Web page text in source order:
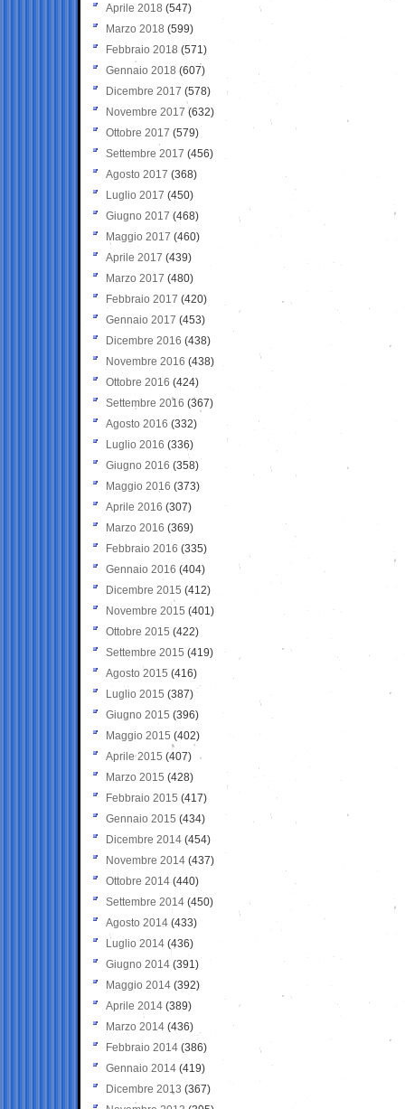
Aprile 2018 (547)
Marzo 2018 (599)
Febbraio 2018 (571)
Gennaio 2018 (607)
Dicembre 2017 (578)
Novembre 2017 (632)
Ottobre 2017 (579)
Settembre 2017 (456)
Agosto 2017 (368)
Luglio 2017 (450)
Giugno 2017 (468)
Maggio 2017 (460)
Aprile 2017 (439)
Marzo 2017 (480)
Febbraio 2017 (420)
Gennaio 2017 (453)
Dicembre 2016 (438)
Novembre 2016 (438)
Ottobre 2016 (424)
Settembre 2016 (367)
Agosto 2016 (332)
Luglio 2016 (336)
Giugno 2016 (358)
Maggio 2016 (373)
Aprile 2016 (307)
Marzo 2016 (369)
Febbraio 2016 (335)
Gennaio 2016 (404)
Dicembre 2015 (412)
Novembre 2015 (401)
Ottobre 2015 (422)
Settembre 2015 (419)
Agosto 2015 (416)
Luglio 2015 (387)
Giugno 2015 (396)
Maggio 2015 (402)
Aprile 2015 (407)
Marzo 2015 (428)
Febbraio 2015 (417)
Gennaio 2015 (434)
Dicembre 2014 (454)
Novembre 2014 (437)
Ottobre 2014 (440)
Settembre 2014 (450)
Agosto 2014 (433)
Luglio 2014 (436)
Giugno 2014 (391)
Maggio 2014 (392)
Aprile 2014 (389)
Marzo 2014 (436)
Febbraio 2014 (386)
Gennaio 2014 (419)
Dicembre 2013 (367)